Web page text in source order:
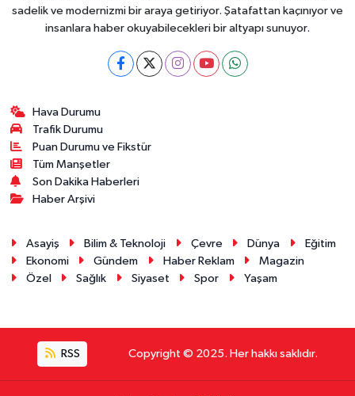
sadelik ve modernizmi bir araya getiriyor. Şatafattan kaçınıyor ve
insanlara haber okuyabilecekleri bir altyapı sunuyor.
Hava Durumu
Trafik Durumu
Puan Durumu ve Fikstür
Tüm Manşetler
Son Dakika Haberleri
Haber Arşivi
Asayiş Bilim & Teknoloji Çevre Dünya
Eğitim
Ekonomi
Gündem Haber Reklam
Magazin
Özel
Sağlık Siyaset Spor Yaşam
RSS Copyright © 2025. Her hakkı saklıdır.